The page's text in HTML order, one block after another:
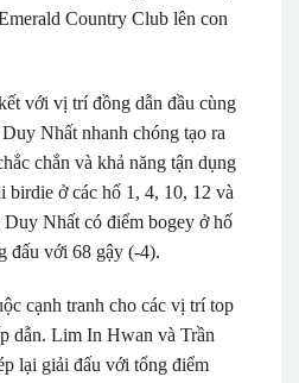
Country Club lên con
với vị trí đồng dẫn đầu cùng
Nhất nhanh chóng tạo ra
chắn và khả năng tận dụng
birdie ở các hố 1, 4, 10, 12 và
Nhất có điểm bogey ở hố
đấu với 68 gậy (-4).
cạnh tranh cho các vị trí top
dẫn. Lim In Hwan và Trần
lại giải đấu với tổng điểm